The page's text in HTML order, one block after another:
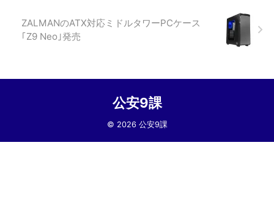
ZALMANのATX対応ミドルタワーPCケース
｢Z9 Neo｣発売
公安9課
© 2026 公安9課